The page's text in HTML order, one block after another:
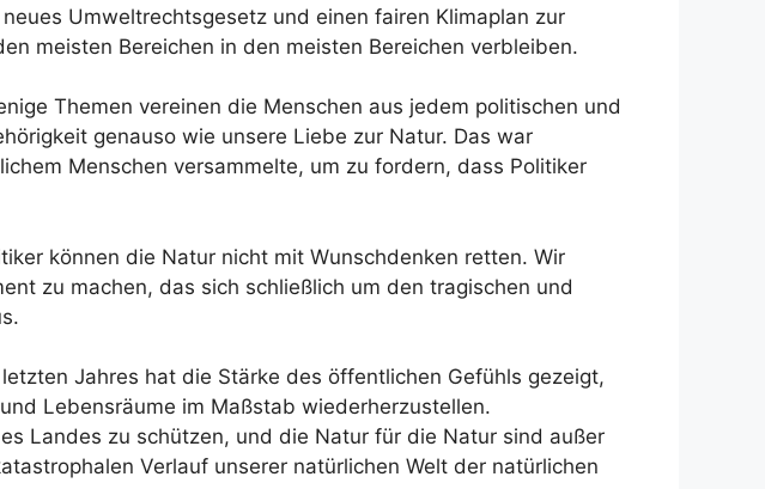
Umweltrechtsgesetz und einen fairen Klimaplan zur
meisten Bereichen in den meisten Bereichen verbleiben.
Themen vereinen die Menschen aus jedem politischen und
genauso wie unsere Liebe zur Natur. Das war
Menschen versammelte, um zu fordern, dass Politiker
können die Natur nicht mit Wunschdenken retten. Wir
zu machen, das sich schließlich um den tragischen und
letzten Jahres hat die Stärke des öffentlichen Gefühls gezeigt,
Lebensräume im Maßstab wiederherzustellen.
Landes zu schützen, und die Natur für die Natur sind außer
Verlauf unserer natürlichen Welt der natürlichen